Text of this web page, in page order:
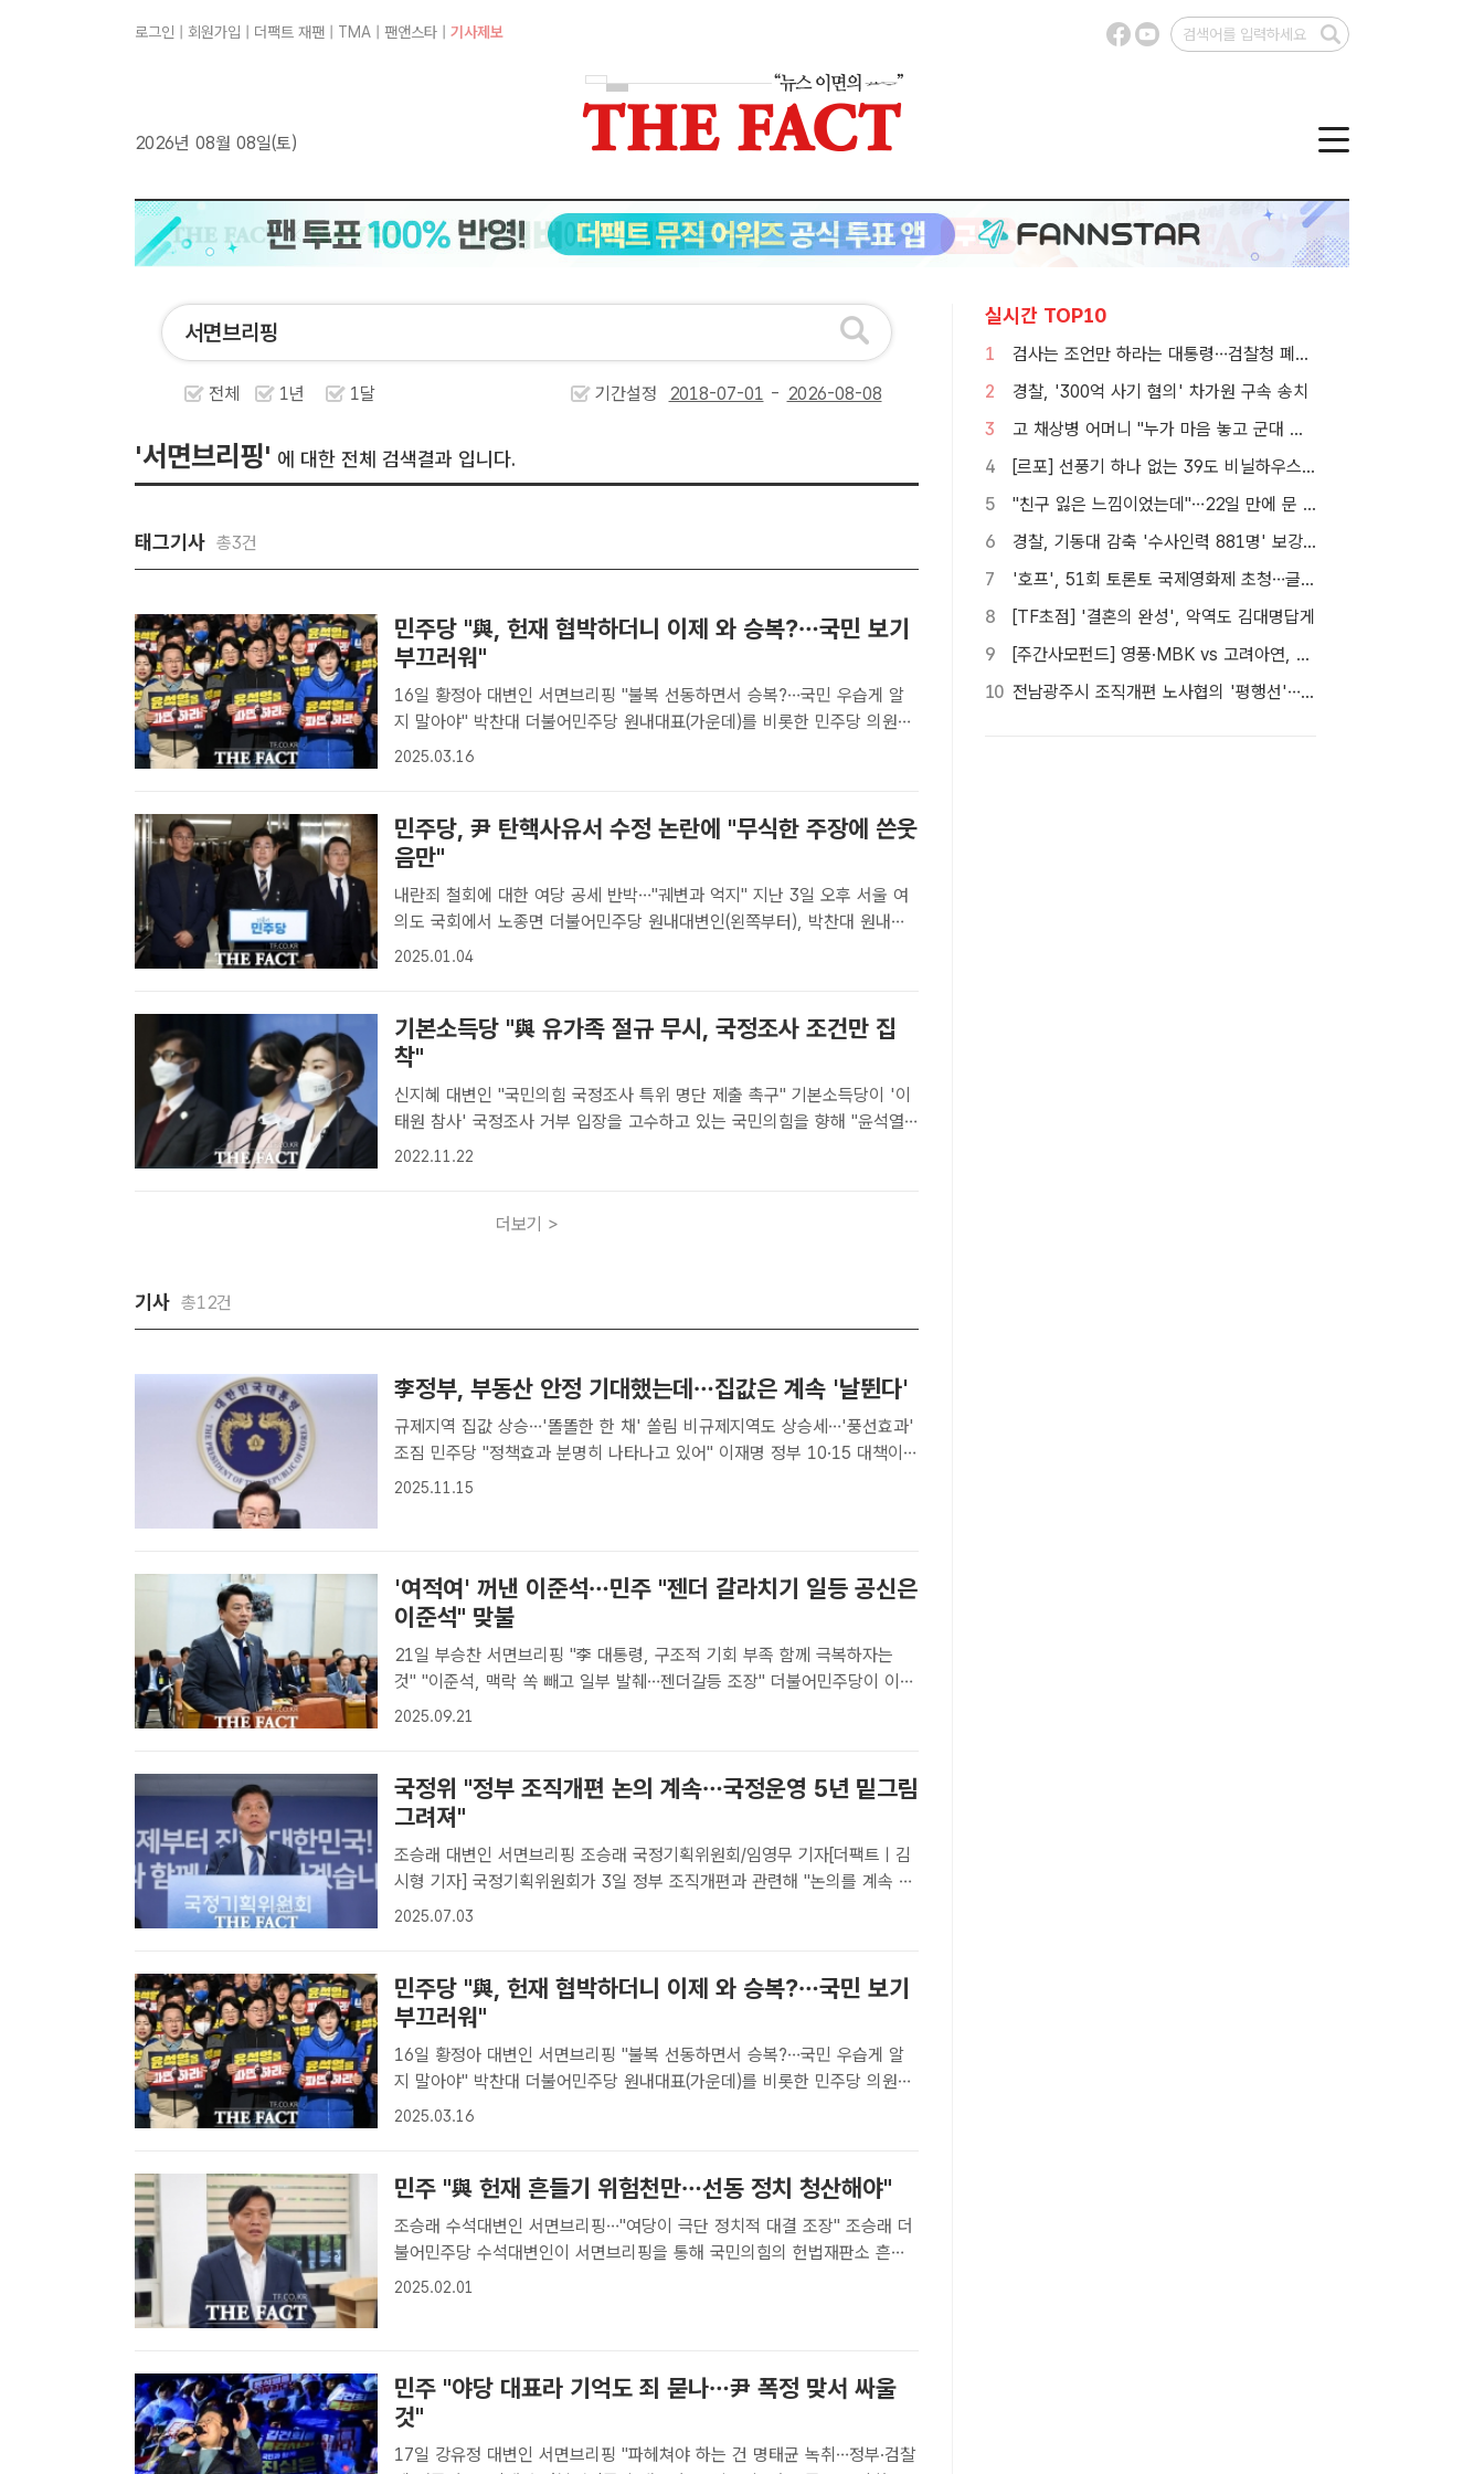
로그인 회원가입 더팩트 재팬 TMA 팬앤스타 기사제보
2026년 08월 08일(토)
전체 1년 1달 기간설정 -
'서면브리핑' 에 대한 전체 검색결과 입니다.
태그기사 총3건
민주당 "與, 헌재 협박하더니 이제 와 승복?…국민 보기
부끄러워"
16일 황정아 대변인 서면브리핑 "불복 선동하면서 승복?…국민 우습게 알
지 말아야" 박찬대 더불어민주당 원내대표(가운데)를 비롯한 민주당 의원들
이 지난 13일 서울 여의도 국회에서 '내란 수괴 윤석열 파면을 촉구'하는 도
2025.03.16
민주당, 尹 탄핵사유서 수정 논란에 "무식한 주장에 쓴웃
음만"
내란죄 철회에 대한 여당 공세 반박…"궤변과 억지" 지난 3일 오후 서울 여
의도 국회에서 노종면 더불어민주당 원내대변인(왼쪽부터), 박찬대 원내대
표, 박성준 원내수석부대표가 위공직자범죄수사처의 윤석열 대통령 체포영
2025.01.04
기본소득당 "與 유가족 절규 무시, 국정조사 조건만 집
착"
신지혜 대변인 "국민의힘 국정조사 특위 명단 제출 촉구" 기본소득당이 '이
태원 참사' 국정조사 거부 입장을 고수하고 있는 국민의힘을 향해 "윤석열
정부 첫해에 애끓는 마음으로 가족을 떠나보낸 국민(유족)의 아픔을 쓰다듬
2022.11.22
더보기 >
기사 총12건
李정부, 부동산 안정 기대했는데…집값은 계속 '날뛴다'
규제지역 집값 상승…'똘똘한 한 채' 쏠림 비규제지역도 상승세…'풍선효과'
조짐 민주당 "정책효과 분명히 나타나고 있어" 이재명 정부 10·15 대책이
서울·수도권 부동산 시장을 혼돈에 빠뜨렸다. 집값 안정을 위해 꺼낸 규제
2025.11.15
'여적여' 꺼낸 이준석…민주 "젠더 갈라치기 일등 공신은
이준석" 맞불
21일 부승찬 서면브리핑 "李 대통령, 구조적 기회 부족 함께 극복하자는
것" "이준석, 맥락 쏙 빼고 일부 발췌…젠더갈등 조장" 더불어민주당이 이준
석 개혁신당 대표를 향해 "이 대표는 언제까지 '젠더 갈라치기'에 기댈 것이
2025.09.21
국정위 "정부 조직개편 논의 계속…국정운영 5년 밑그림
그려져"
조승래 대변인 서면브리핑 조승래 국정기획위원회/임영무 기자[더팩트ㅣ김
시형 기자] 국정기획위원회가 3일 정부 조직개편과 관련해 "논의를 계속 진
행하고 있다"며 "국정운영 5년의 밑그림이 그려진 만큼 국정과제 재원 조달
2025.07.03
민주당 "與, 헌재 협박하더니 이제 와 승복?…국민 보기
부끄러워"
16일 황정아 대변인 서면브리핑 "불복 선동하면서 승복?…국민 우습게 알
지 말아야" 박찬대 더불어민주당 원내대표(가운데)를 비롯한 민주당 의원들
이 지난 13일 서울 여의도 국회에서 '내란 수괴 윤석열 파면을 촉구'하는 도
2025.03.16
민주 "與 헌재 흔들기 위험천만…선동 정치 청산해야"
조승래 수석대변인 서면브리핑…"여당이 극단 정치적 대결 조장" 조승래 더
불어민주당 수석대변인이 서면브리핑을 통해 국민의힘의 헌법재판소 흔들
기가 위험천만하며, 선동 정치를 청산해야 한다고 요구했다. /정예준 기자
2025.02.01
민주 "야당 대표라 기억도 죄 묻나…尹 폭정 맞서 싸울
것"
17일 강유정 대변인 서면브리핑 "파헤쳐야 하는 건 명태균 녹취…정부·검찰
실시간 TOP10
1
검사는 조언만 하라는 대통령…검찰청 폐지 앞둔 합수본 '딜레마'
2
경찰, '300억 사기 혐의' 차가원 구속 송치
3
고 채상병 어머니 "누가 마음 놓고 군대 보내겠나"…임성근 징역 3년에 분통
4
[르포] 선풍기 하나 없는 39도 비닐하우스…'폭염 악몽' 꾸는 이주노동자
5
"친구 잃은 느낌이었는데"…22일 만에 문 연 홈플러스 가보니[TF현장]
6
경찰, 기동대 감축 '수사인력 881명' 보강…9월 초까지 상피제 시행
7
'호프', 51회 토론토 국제영화제 초청…글로벌 행보 계속
8
[TF초점] '결혼의 완성', 악역도 김대명답게
9
[주간사모펀드] 영풍·MBK vs 고려아연, 美 제련소 이름 두고 고발전
10
전남광주시 조직개편 노사협의 '평행선'…핵심부서 배치 결론 못 내